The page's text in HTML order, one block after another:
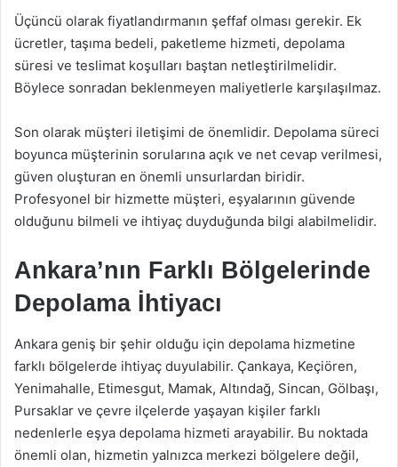
Üçüncü olarak fiyatlandırmanın şeffaf olması gerekir. Ek
ücretler, taşıma bedeli, paketleme hizmeti, depolama
süresi ve teslimat koşulları baştan netleştirilmelidir.
Böylece sonradan beklenmeyen maliyetlerle karşılaşılmaz.
Son olarak müşteri iletişimi de önemlidir. Depolama süreci
boyunca müşterinin sorularına açık ve net cevap verilmesi,
güven oluşturan en önemli unsurlardan biridir.
Profesyonel bir hizmette müşteri, eşyalarının güvende
olduğunu bilmeli ve ihtiyaç duyduğunda bilgi alabilmelidir.
Ankara’nın Farklı Bölgelerinde
Depolama İhtiyacı
Ankara geniş bir şehir olduğu için depolama hizmetine
farklı bölgelerde ihtiyaç duyulabilir. Çankaya, Keçiören,
Yenimahalle, Etimesgut, Mamak, Altındağ, Sincan, Gölbaşı,
Pursaklar ve çevre ilçelerde yaşayan kişiler farklı
nedenlerle eşya depolama hizmeti arayabilir. Bu noktada
önemli olan, hizmetin yalnızca merkezi bölgelere değil,